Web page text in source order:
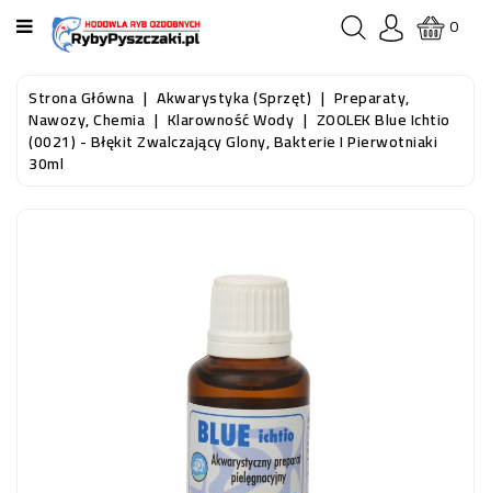
KATEGORIA
STRONA
GŁÓWNA
RYBY
0
Strona Główna Akwarystyka (sprzęt) Preparaty,
Nawozy, Chemia Klarowność Wody ZOOLEK Blue Ichtio
(0021) - Błękit Zwalczający Glony, Bakterie I Pierwotniaki
30ml